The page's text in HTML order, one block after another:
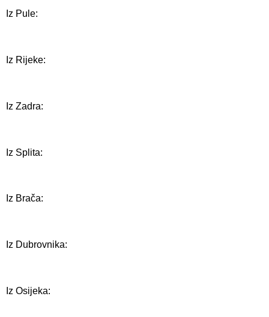
Iz Pule:
Iz Rijeke:
Iz Zadra:
Iz Splita:
Iz Brača:
Iz Dubrovnika:
Iz Osijeka: